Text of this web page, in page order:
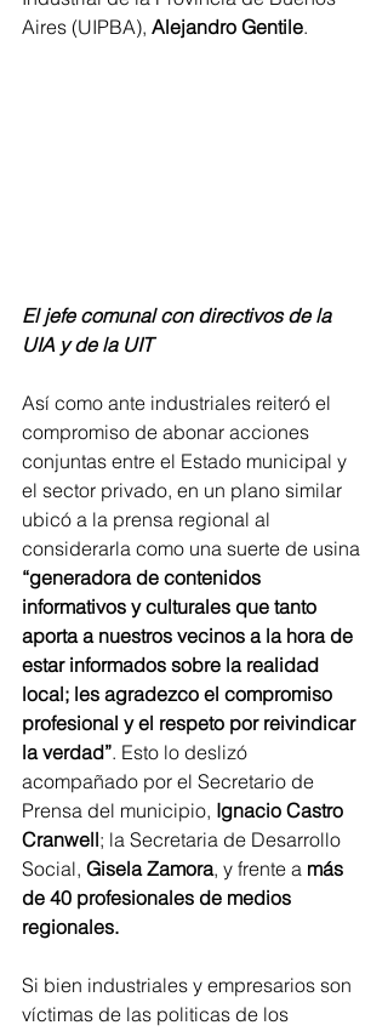
Aires (UIPBA), Alejandro Gentile.
El jefe comunal con directivos de la
UIA y de la UIT
Así como ante industriales reiteró el
compromiso de abonar acciones
conjuntas entre el Estado municipal y
el sector privado, en un plano similar
ubicó a la prensa regional al
considerarla como una suerte de usina
“generadora de contenidos
informativos y culturales que tanto
aporta a nuestros vecinos a la hora de
estar informados sobre la realidad
local; les agradezco el compromiso
profesional y el respeto por reivindicar
la verdad”. Esto lo deslizó
acompañado por el Secretario de
Prensa del municipio, Ignacio Castro
Cranwell; la Secretaria de Desarrollo
Social, Gisela Zamora, y frente a más
de 40 profesionales de medios
regionales.
Si bien industriales y empresarios son
víctimas de las politicas de los